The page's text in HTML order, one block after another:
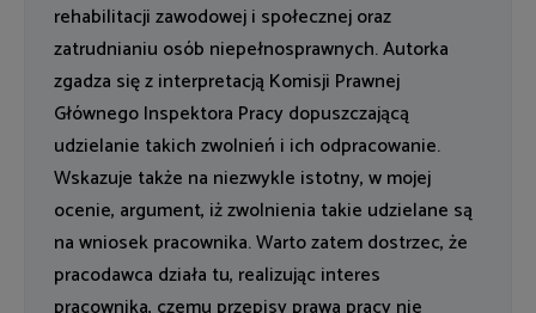
rehabilitacji zawodowej i społecznej oraz
zatrudnianiu osób niepełnosprawnych. Autorka
zgadza się z interpretacją Komisji Prawnej
Głównego Inspektora Pracy dopuszczającą
udzielanie takich zwolnień i ich odpracowanie.
Wskazuje także na niezwykle istotny, w mojej
ocenie, argument, iż zwolnienia takie udzielane są
na wniosek pracownika. Warto zatem dostrzec, że
pracodawca działa tu, realizując interes